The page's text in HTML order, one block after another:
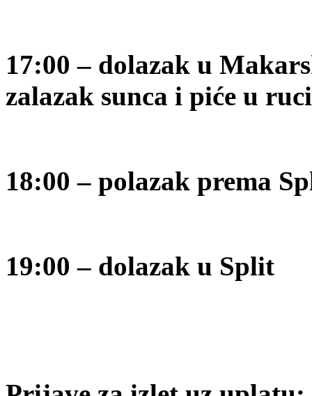
17:00 – dolazak u
zalazak sunca i piće u
18:00 – polazak prema
19:00 – dolazak u Split